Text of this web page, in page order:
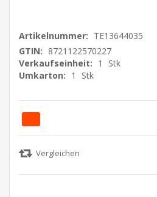
Artikelnummer: TE13644035
GTIN: 8721122570227
Verkaufseinheit: 1
Stk
Umkarton: 1 Stk